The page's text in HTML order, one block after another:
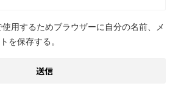
用するためブラウザーに自分の名前、メ
を保存する。